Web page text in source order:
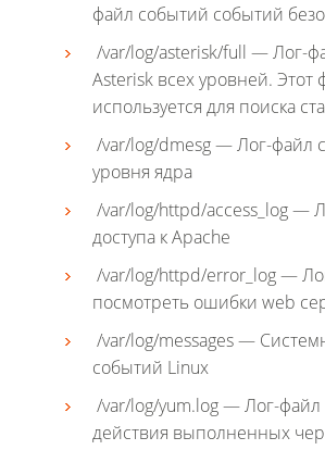
файл событий событий
/var/log/asterisk/full — Лог-
Asterisk всех уровней. Этот
используется для поиска
/var/log/dmesg — Лог-файл
уровня ядра
/var/log/httpd/access_log —
доступа к Apache
/var/log/httpd/error_log —
посмотреть ошибки web
/var/log/messages —
событий Linux
/var/log/yum.log — Лог-файл
действия выполненных